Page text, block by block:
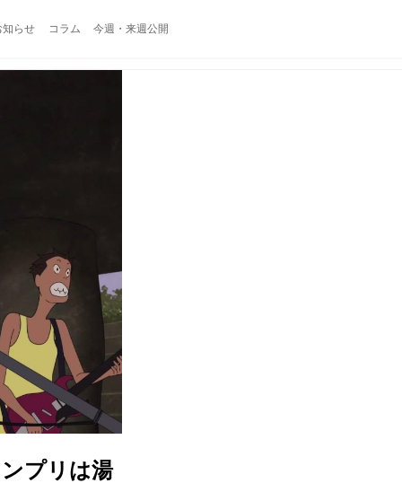
知らせ コラム 今週・来週公開
プリは湯